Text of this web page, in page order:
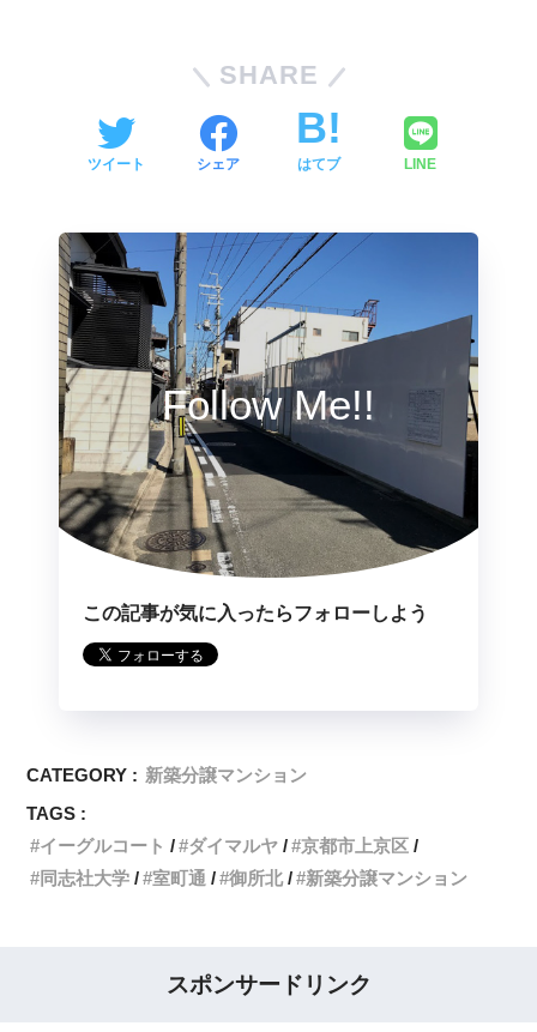
SHARE
ツイート シェア はてブ LINE
Follow Me!!
この記事が気に入ったらフォローしよう
CATEGORY : 新築分譲マンション
TAGS :
イーグルコート
ダイマルヤ
京都市上京区
同志社大学
室町通 御所北 新築分譲マンション
スポンサードリンク